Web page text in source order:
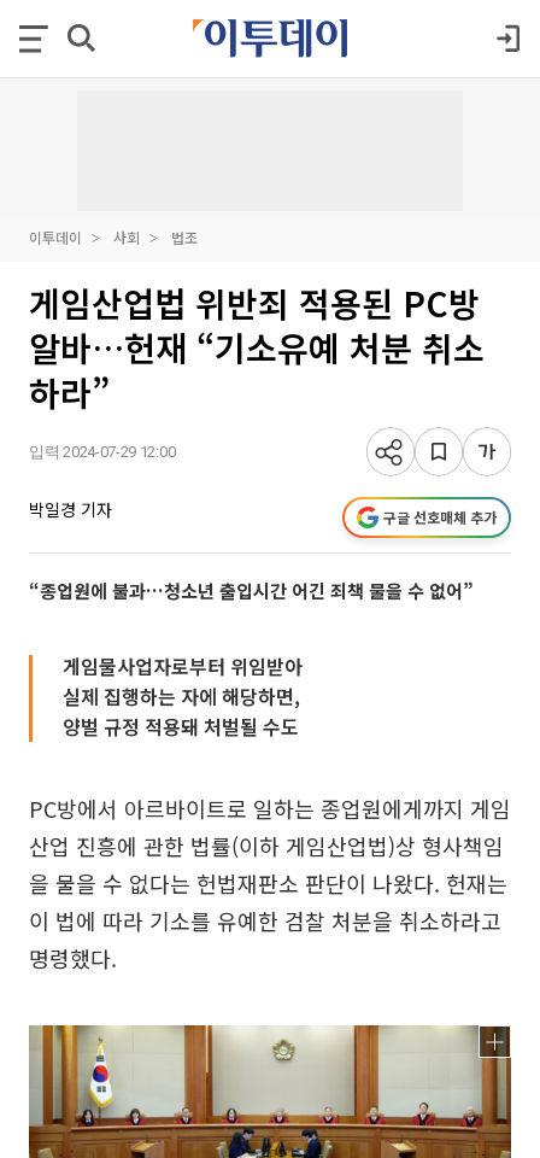
이투데이 사회 법조
게임산업법 위반죄 적용된 PC방
알바…헌재 “기소유예 처분 취소
하라”
입력 2024-07-29 12:00
박일경 기자 구글 선호매체 추가
“종업원에 불과…청소년 출입시간 어긴 죄책 물을 수 없어”
게임물사업자로부터 위임받아
실제 집행하는 자에 해당하면,
양벌 규정 적용돼 처벌될 수도
PC방에서 아르바이트로 일하는 종업원에게까지 게임
산업 진흥에 관한 법률(이하 게임산업법)상 형사책임
을 물을 수 없다는 헌법재판소 판단이 나왔다. 헌재는
이 법에 따라 기소를 유예한 검찰 처분을 취소하라고
명령했다.